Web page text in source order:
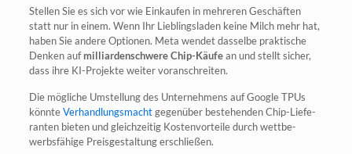
Stel­len Sie es sich vor wie Ein­kau­fen in meh­re­ren Geschäf­ten
statt nur in einem. Wenn Ihr Lieb­lings­la­den kei­ne Milch mehr hat,
haben Sie ande­re Optio­nen. Meta wen­det das­sel­be prak­ti­sche
Den­ken aufmil­li­ar­den­schwe­re Chip-Käu­fean und stellt sicher,
dass ihre KI-Pro­jek­te wei­ter voranschreiten.
Die mög­li­che Umstel­lung des Unter­neh­mens auf Goog­le TPUs
könn­teVer­hand­lungs­machtgegen­über bestehen­den Chip-Lie­fe­
ran­ten bie­ten und gleich­zei­tig Kos­ten­vor­tei­le durch wett­be­
werbs­fä­hi­ge Preis­ge­stal­tung erschließen.